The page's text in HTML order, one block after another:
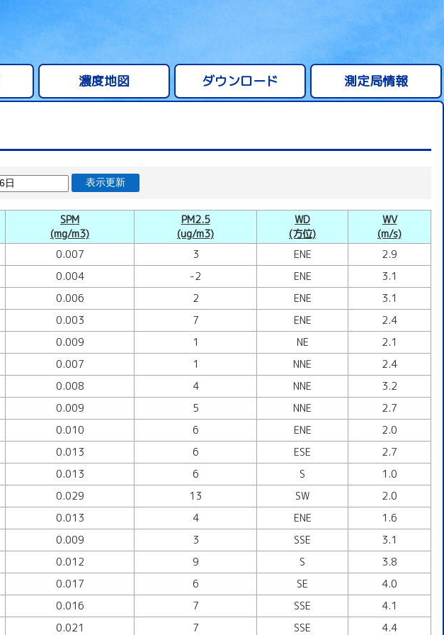
濃度地図 ダウンロード 測定局情報
表示更新
SPM
(mg/m3)
PM2.5
(ug/m3)
WD
(方位)
WV
(m/s)
0.007 3 ENE
2.9
0.004 -2 ENE
3.1
0.006 2 ENE
3.1
0.003 7 ENE
2.4
0.009 1 NE
2.1
0.007 1 NNE
2.4
0.008 4 NNE
3.2
0.009 5 NNE
2.7
0.010 6 ENE
2.0
0.013 6 ESE
2.7
0.013 6 S
1.0
0.029 13 SW
2.0
0.013 4 ENE
1.6
0.009 3 SSE
3.1
0.012 9 S
3.8
0.017 6 SE
4.0
0.016 7 SSE
4.1
0.021 7 SSE 4.4